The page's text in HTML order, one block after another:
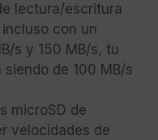
lectura/escritura
con un
s y 150 MB/s, tu
de 100 MB/s
microSD de
velocidades de